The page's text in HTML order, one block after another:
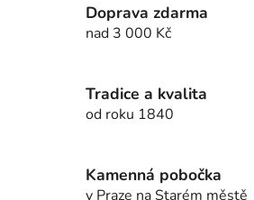
í
k
ý
p
í
Doprava zdarma
nad 3 000 Kč
Tradice a kvalita
od roku 1840
Kamenná pobočka
v Praze na Starém městě